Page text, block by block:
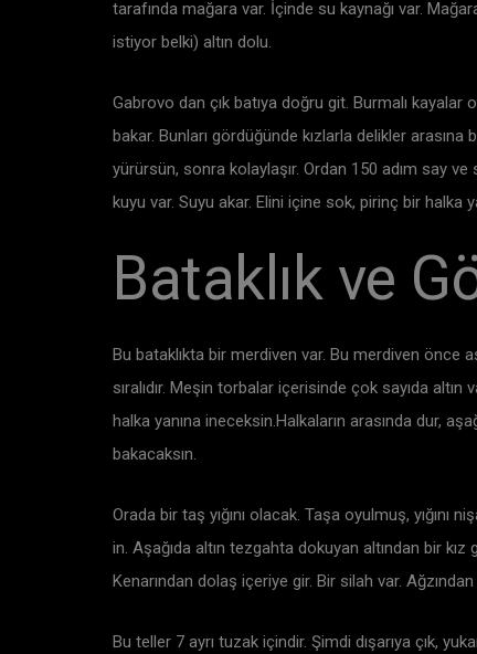
tarafında mağara var. İçinde su kaynağı var.
istiyor belki) altın dolu.
Gabrovo dan çık batıya doğru git. Burmalı kayalar
bakar. Bunları gördüğünde kızlarla delikler arasına
yürürsün, sonra kolaylaşır. Ordan 150 adım say
kuyu var. Suyu akar. Elini içine sok, pirinç bir halka
Bataklık ve
Bu bataklıkta bir merdiven var. Bu merdiven önce
sıralıdır. Meşin torbalar içerisinde çok sayıda
halka yanına ineceksin.Halkaların arasında dur,
bakacaksın.
Orada bir taş yığını olacak. Taşa oyulmuş, yığını
in. Aşağıda altın tezgahta dokuyan altından bir
Kenarından dolaş içeriye gir. Bir silah var.
Bu teller 7 ayrı tuzak içindir. Şimdi dışarıya çık,